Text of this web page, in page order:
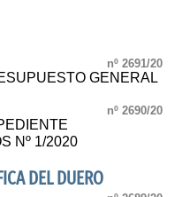
nº 2691/20
GENERAL
nº 2690/20
Nº 1/2020
DEL DUERO